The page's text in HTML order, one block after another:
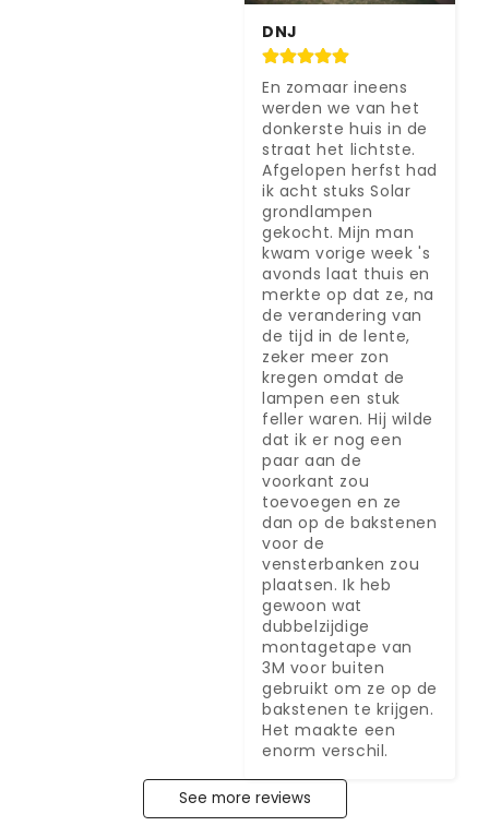
DNJ
En zomaar ineens
werden we van het
donkerste huis in de
straat het lichtste.
Afgelopen herfst had
ik acht stuks Solar
grondlampen
gekocht. Mijn man
kwam vorige week 's
avonds laat thuis en
merkte op dat ze, na
de verandering van
de tijd in de lente,
zeker meer zon
kregen omdat de
lampen een stuk
feller waren. Hij wilde
dat ik er nog een
paar aan de
voorkant zou
toevoegen en ze
dan op de bakstenen
voor de
vensterbanken zou
plaatsen. Ik heb
gewoon wat
dubbelzijdige
montagetape van
3M voor buiten
gebruikt om ze op de
bakstenen te krijgen.
Het maakte een
enorm verschil.
See more reviews